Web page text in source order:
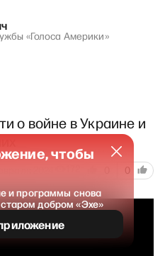
«Голоса Америки»
о войне в Украине и
2024 0
чтобы
и программы снова
старом добром «Эхе»